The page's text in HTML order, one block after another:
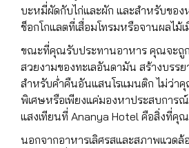
บะหมี่ผัดกับไก่และผัก และสำหรับขอ
ช็อกโกแลตที่เสื่อมโทรมหรือจานผลไม้
ขณะที่คุณรับประทานอาหาร คุณจะถูก
สวยงามของทะเลอันดามัน สร้างบรร
สำหรับค่ำคืนอันแสนโรแมนติก ไม่ว่า
พิเศษหรือเพียงแค่มองหาประสบการ
แสงเทียนที่ Ananya Hotel คือสิ่งที่คุ
นอกจากอาหารเลิศรสและสภาพแวด